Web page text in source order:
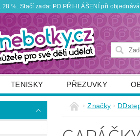
28 %. Stačí zadat PO PŘIHLÁŠENÍ při
TENISKY PŘEZUVKY
OBUTEX OBUV
Značky